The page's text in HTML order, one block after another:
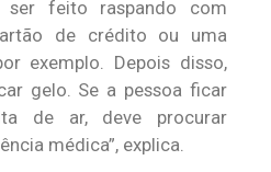
ser feito raspando com
de crédito ou uma
exemplo. Depois disso,
gelo. Se a pessoa ficar
de ar, deve procurar
médica”, explica.